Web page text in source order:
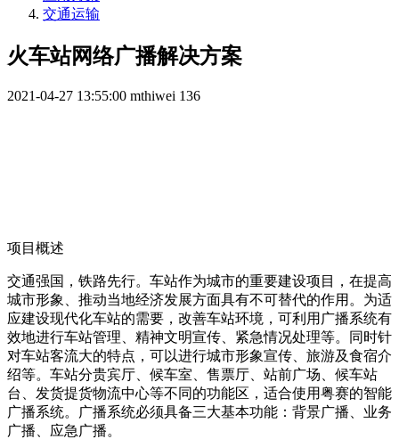
交通运输
火车站网络广播解决方案
2021-04-27 13:55:00 mthiwei 136
项目概述
交通强国，铁路先行。车站作为城市的重要建设项目，在提高
城市形象、推动当地经济发展方面具有不可替代的作用。为适
应建设现代化车站的需要，改善车站环境，可利用广播系统有
效地进行车站管理、精神文明宣传、紧急情况处理等。同时针
对车站客流大的特点，可以进行城市形象宣传、旅游及食宿介
绍等。车站分贵宾厅、候车室、售票厅、站前广场、候车站
台、发货提货物流中心等不同的功能区，适合使用粤赛的智能
广播系统。广播系统必须具备三大基本功能：背景广播、业务
广播、应急广播。